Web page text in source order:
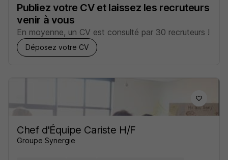
Publiez votre CV et laissez les recruteurs
venir à vous
En moyenne, un CV est consulté par 30 recruteurs !
Déposez votre CV
Chef d'Équipe Cariste H/F
Groupe Synergie